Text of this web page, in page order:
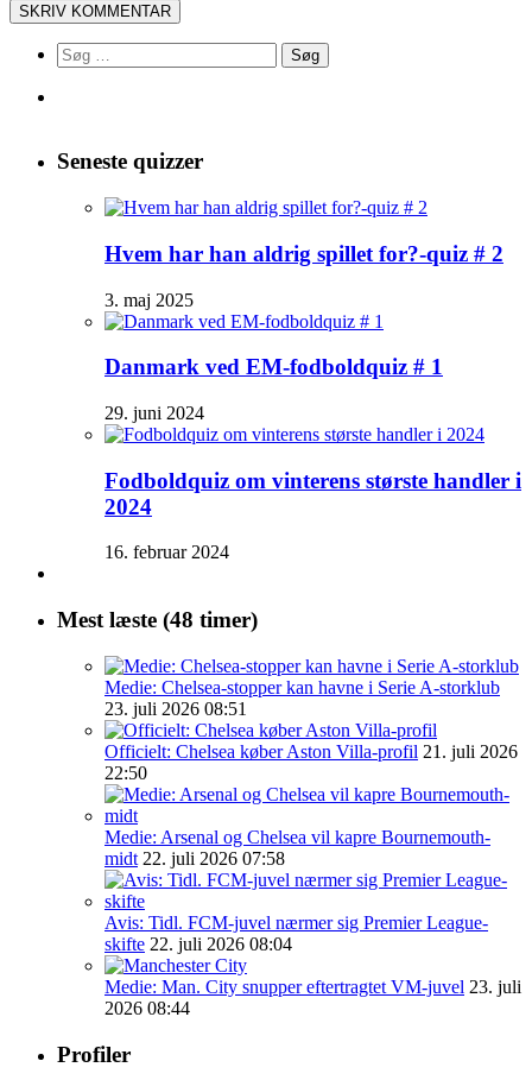
Søg
efter:
Seneste quizzer
Hvem har han aldrig spillet for?-quiz # 2
3. maj 2025
Danmark ved EM-fodboldquiz # 1
29. juni 2024
Fodboldquiz om vinterens største handler i
2024
16. februar 2024
Mest læste (48 timer)
Medie: Chelsea-stopper kan havne i Serie A-storklub
23. juli 2026 08:51
Officielt: Chelsea køber Aston Villa-profil 21. juli 2026
22:50
Medie: Arsenal og Chelsea vil kapre Bournemouth-
midt 22. juli 2026 07:58
Avis: Tidl. FCM-juvel nærmer sig Premier League-
skifte 22. juli 2026 08:04
Medie: Man. City snupper eftertragtet VM-juvel 23. juli
2026 08:44
Profiler